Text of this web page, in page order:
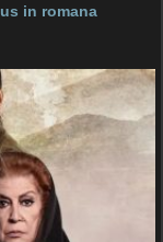
in romana